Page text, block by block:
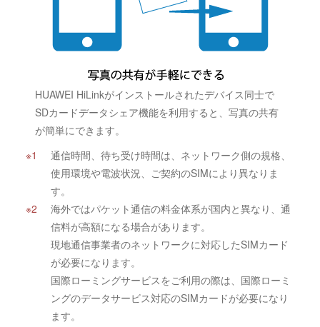
HUAWEI HiLinkがインストールされたデバイス同士で
SDカードデータシェア機能を利用すると、写真の共有
が簡単にできます。
通信時間、待ち受け時間は、ネットワーク側の規格、
使用環境や電波状況、ご契約のSIMにより異なりま
す。
海外ではパケット通信の料金体系が国内と異なり、通
信料が高額になる場合があります。
現地通信事業者のネットワークに対応したSIMカード
が必要になります。
国際ローミングサービスをご利用の際は、国際ローミ
ングのデータサービス対応のSIMカードが必要になり
ます。